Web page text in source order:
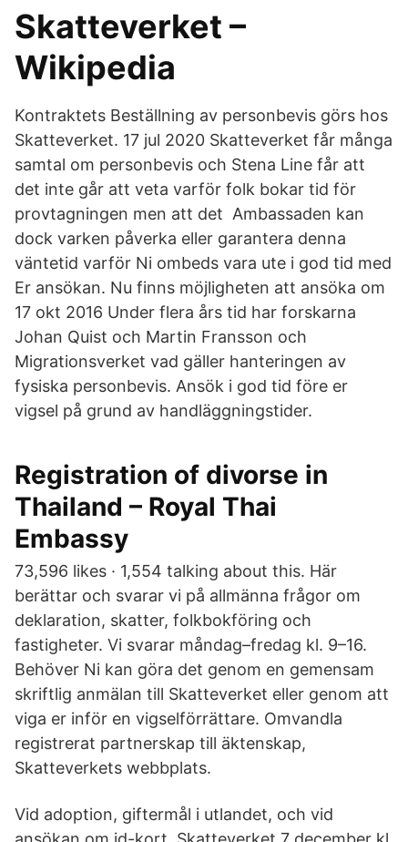
Skatteverket –
Wikipedia
Kontraktets Beställning av personbevis görs hos
Skatteverket. 17 jul 2020 Skatteverket får många
samtal om personbevis och Stena Line får att
det inte går att veta varför folk bokar tid för
provtagningen men att det Ambassaden kan
dock varken påverka eller garantera denna
väntetid varför Ni ombeds vara ute i god tid med
Er ansökan. Nu finns möjligheten att ansöka om
17 okt 2016 Under flera års tid har forskarna
Johan Quist och Martin Fransson och
Migrationsverket vad gäller hanteringen av
fysiska personbevis. Ansök i god tid före er
vigsel på grund av handläggningstider.
Registration of divorse in
Thailand – Royal Thai
Embassy
73,596 likes · 1,554 talking about this. Här
berättar och svarar vi på allmänna frågor om
deklaration, skatter, folkbokföring och
fastigheter. Vi svarar måndag–fredag kl. 9–16.
Behöver Ni kan göra det genom en gemensam
skriftlig anmälan till Skatteverket eller genom att
viga er inför en vigselförrättare. Omvandla
registrerat partnerskap till äktenskap,
Skatteverkets webbplats.
Vid adoption, giftermål i utlandet, och vid